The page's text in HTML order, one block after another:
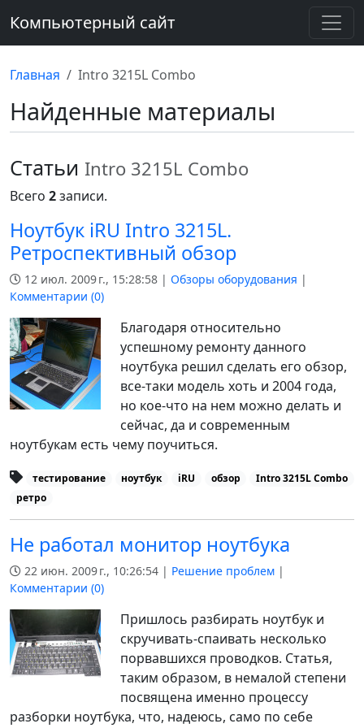
Компьютерный сайт
Главная Intro 3215L Combo
Найденные материалы
Статьи Intro 3215L Combo
Всего 2записи.
Ноутбук iRU Intro 3215L.
Ретроспективный обзор
12 июл. 2009 г., 15:28:58 | Обзоры оборудования |
Комментарии (0)
Благодаря относительно
успешному ремонту данного
ноутбука решил сделать его обзор,
все-таки модель хоть и 2004 года,
но кое-что на нем можно делать и
сейчас, да и современным
ноутбукам есть чему поучиться.
тестирование ноутбук iRU обзор
Intro 3215L Combo
ретро
Не работал монитор ноутбука
22 июн. 2009 г., 10:26:54 | Решение проблем |
Комментарии (0)
Пришлось разбирать ноутбук и
скручивать-спаивать несколько
порвавшихся проводков. Статья,
таким образом, в немалой степени
посвящена именно процессу
разборки ноутбука, что, надеюсь, само по себе